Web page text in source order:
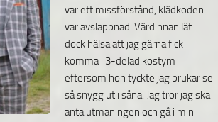
var ett missförstånd, klädkoden
var avslappnad. Värdinnan lät
dock hälsa att jag gärna fick
komma i 3-delad kostym
eftersom hon tyckte jag brukar se
så snygg ut i såna. Jag tror jag ska
anta utmaningen och gå i min